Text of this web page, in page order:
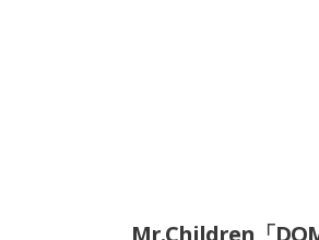
Mr.Children「